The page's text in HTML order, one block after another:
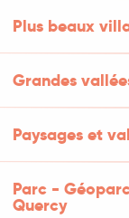
Plus beaux
Grandes
Paysages et
Parc -
Quercy